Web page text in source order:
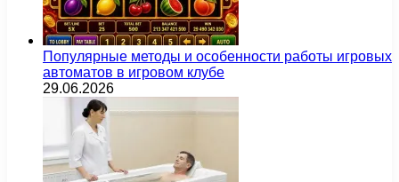
Популярные методы и особенности работы игровых
автоматов в игровом клубе
29.06.2026